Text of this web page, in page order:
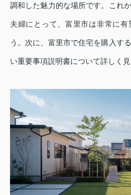
調和した魅力的な場所です。これ
夫婦にとって、富里市は非常に有
う。次に、富里市で住宅を購入す
い重要事項説明書について詳しく見